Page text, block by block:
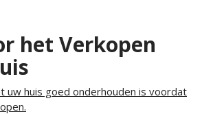
het Verkopen
uw huis goed onderhouden is voordat